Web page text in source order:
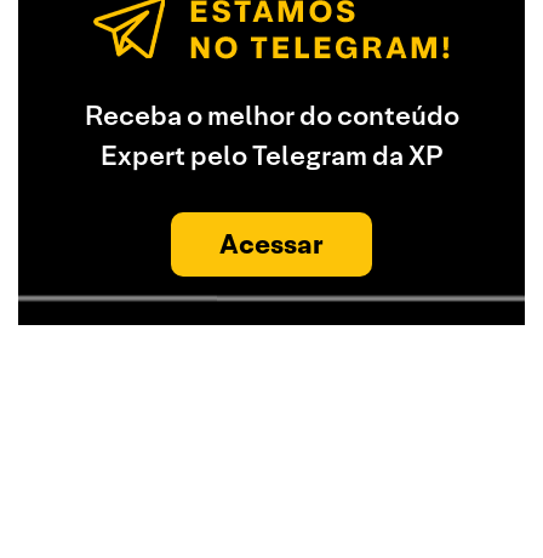
Receba o melhor do conteúdo
Expert pelo Telegram da XP
Acessar